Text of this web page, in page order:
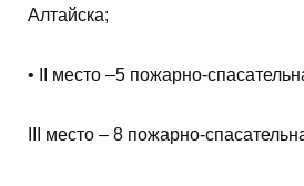
Алтайска;
• II место –5 пожарно-
III место – 8 пожарно-